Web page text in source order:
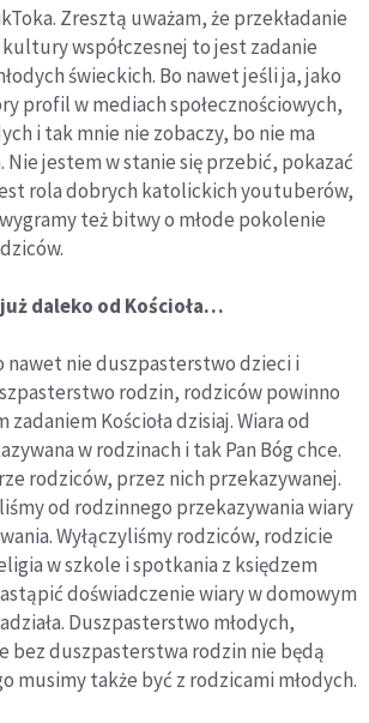
Zresztą uważam, że przekładanie
współczesnej to jest zadanie
świeckich. Bo nawet jeśli ja, jako
profil w mediach społecznościowych,
i tak mnie nie zobaczy, bo nie ma
Nie jestem w stanie się przebić, pokazać
rola dobrych katolickich youtuberów,
też bitwy o młode pokolenie
daleko od Kościoła…
nawet nie duszpasterstwo dzieci i
rodzin, rodziców powinno
Kościoła dzisiaj. Wiara od
w rodzinach i tak Pan Bóg chce.
rodziców, przez nich przekazywanej.
od rodzinnego przekazywania wiary
Wyłączyliśmy rodziców, rodzicie
w szkole i spotkania z księdzem
doświadczenie wiary w domowym
Duszpasterstwo młodych,
bez duszpasterstwa rodzin nie będą
musimy także być z rodzicami młodych.